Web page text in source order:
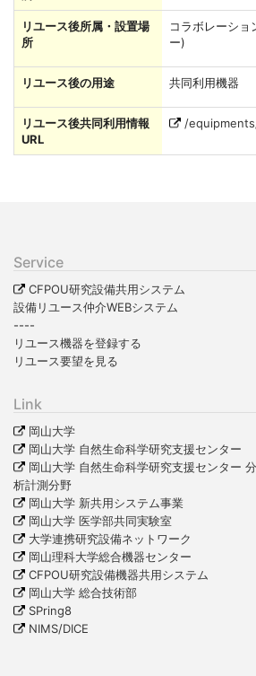
リユース後所属・設置場
所
コラボレーシ
ー)
リユース後の用途 共同利用機器
リユース後共同利用情報
URL
/
Service
CFPOU研究設備共用システム
設備リユース仲介WEBシステム
----
リユース機器を登録する
リユース要望を見る
Link
岡山大学
岡山大学 自然生命科学研究支援センター
岡山大学 自然生命科学研究支援センター
析計測分野
岡山大学 新共用システム事業
岡山大学 医学部共同実験室
大学連携研究設備ネットワーク
岡山理科大学総合機器センター
CFPOU研究設備機器共用システム
岡山大学 総合技術部
SPring8
NIMS/DICE